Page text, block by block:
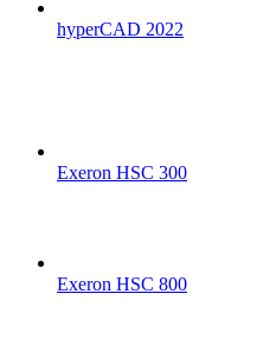
hyperCAD 2022
Exeron HSC 300
Exeron HSC 800